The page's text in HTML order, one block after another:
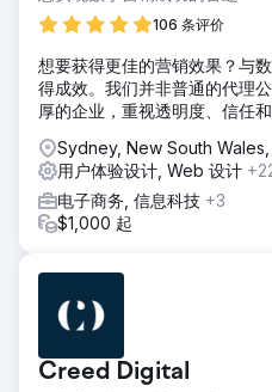
106 条评价
想要获得更佳的营销效果？与
得成效。我们并非普通的代理
厚的企业，重视透明度、信任和
Sydney, New South Wales,
用户体验设计, Web 设计
电子商务, 信息科技 +3
$1,000 起
Creed Digital